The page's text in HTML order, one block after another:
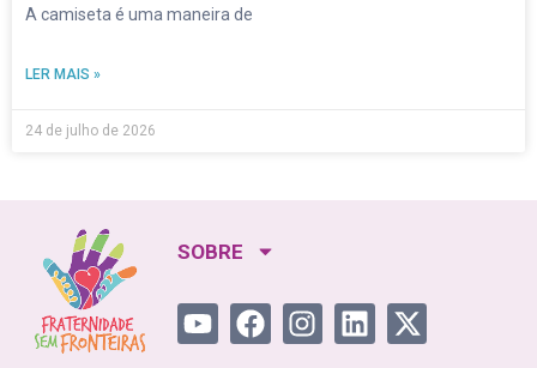
A camiseta é uma maneira de
LER MAIS »
24 de julho de 2026
SOBRE